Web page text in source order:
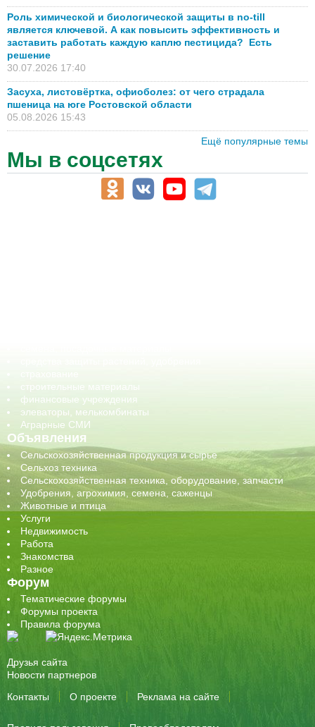
Роль химической и биологической защиты в no-till
является ключевой. А как повысить эффективность и
заставить работать каждую каплю пестицида? Есть
решение
30.07.2026 17:40
Засуха, листовёртка, офиоболез: от чего страдала
пшеница на юге Ростовской области
05.08.2026 15:43
Ещё популярные темы
Мы в соцсетях
строительные материалы
финансовые учреждения
элеваторы, мелькомбинаты
Аграрные СМИ
Объявления
Сельскохозяйственная продукция и сырье
Сельхоз техника
Сельскохозяйственная техника, оборудование, запчасти
Удобрения, агрохимия, семена, саженцы
Животные и птица
Услуги
Недвижимость
Работа
Знакомства
Разное
Форум
Тематические форумы
Форумы проекта
Правила форума
Друзья сайта
Новости партнеров
Контакты
О проекте Реклама на сайте